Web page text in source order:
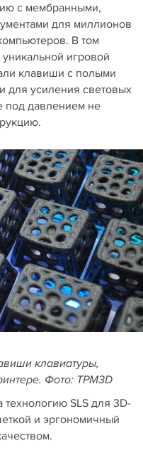
с мембранными,
для миллионов
В том
игровой
клавиши с полыми
для усиления световых
под давлением не
клавиатуры,
Фото: TPM3D
SLS для 3D-
и эргономичный